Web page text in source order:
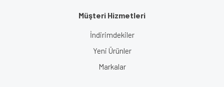
Müşteri Hizmetleri
İndirimdekiler
Yeni Ürünler
Markalar